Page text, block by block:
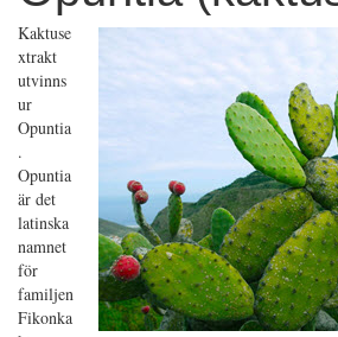
Kaktuse
xtrakt
utvinns
ur
Opuntia
.
Opuntia
är det
latinska
namnet
för
familjen
Fikonka